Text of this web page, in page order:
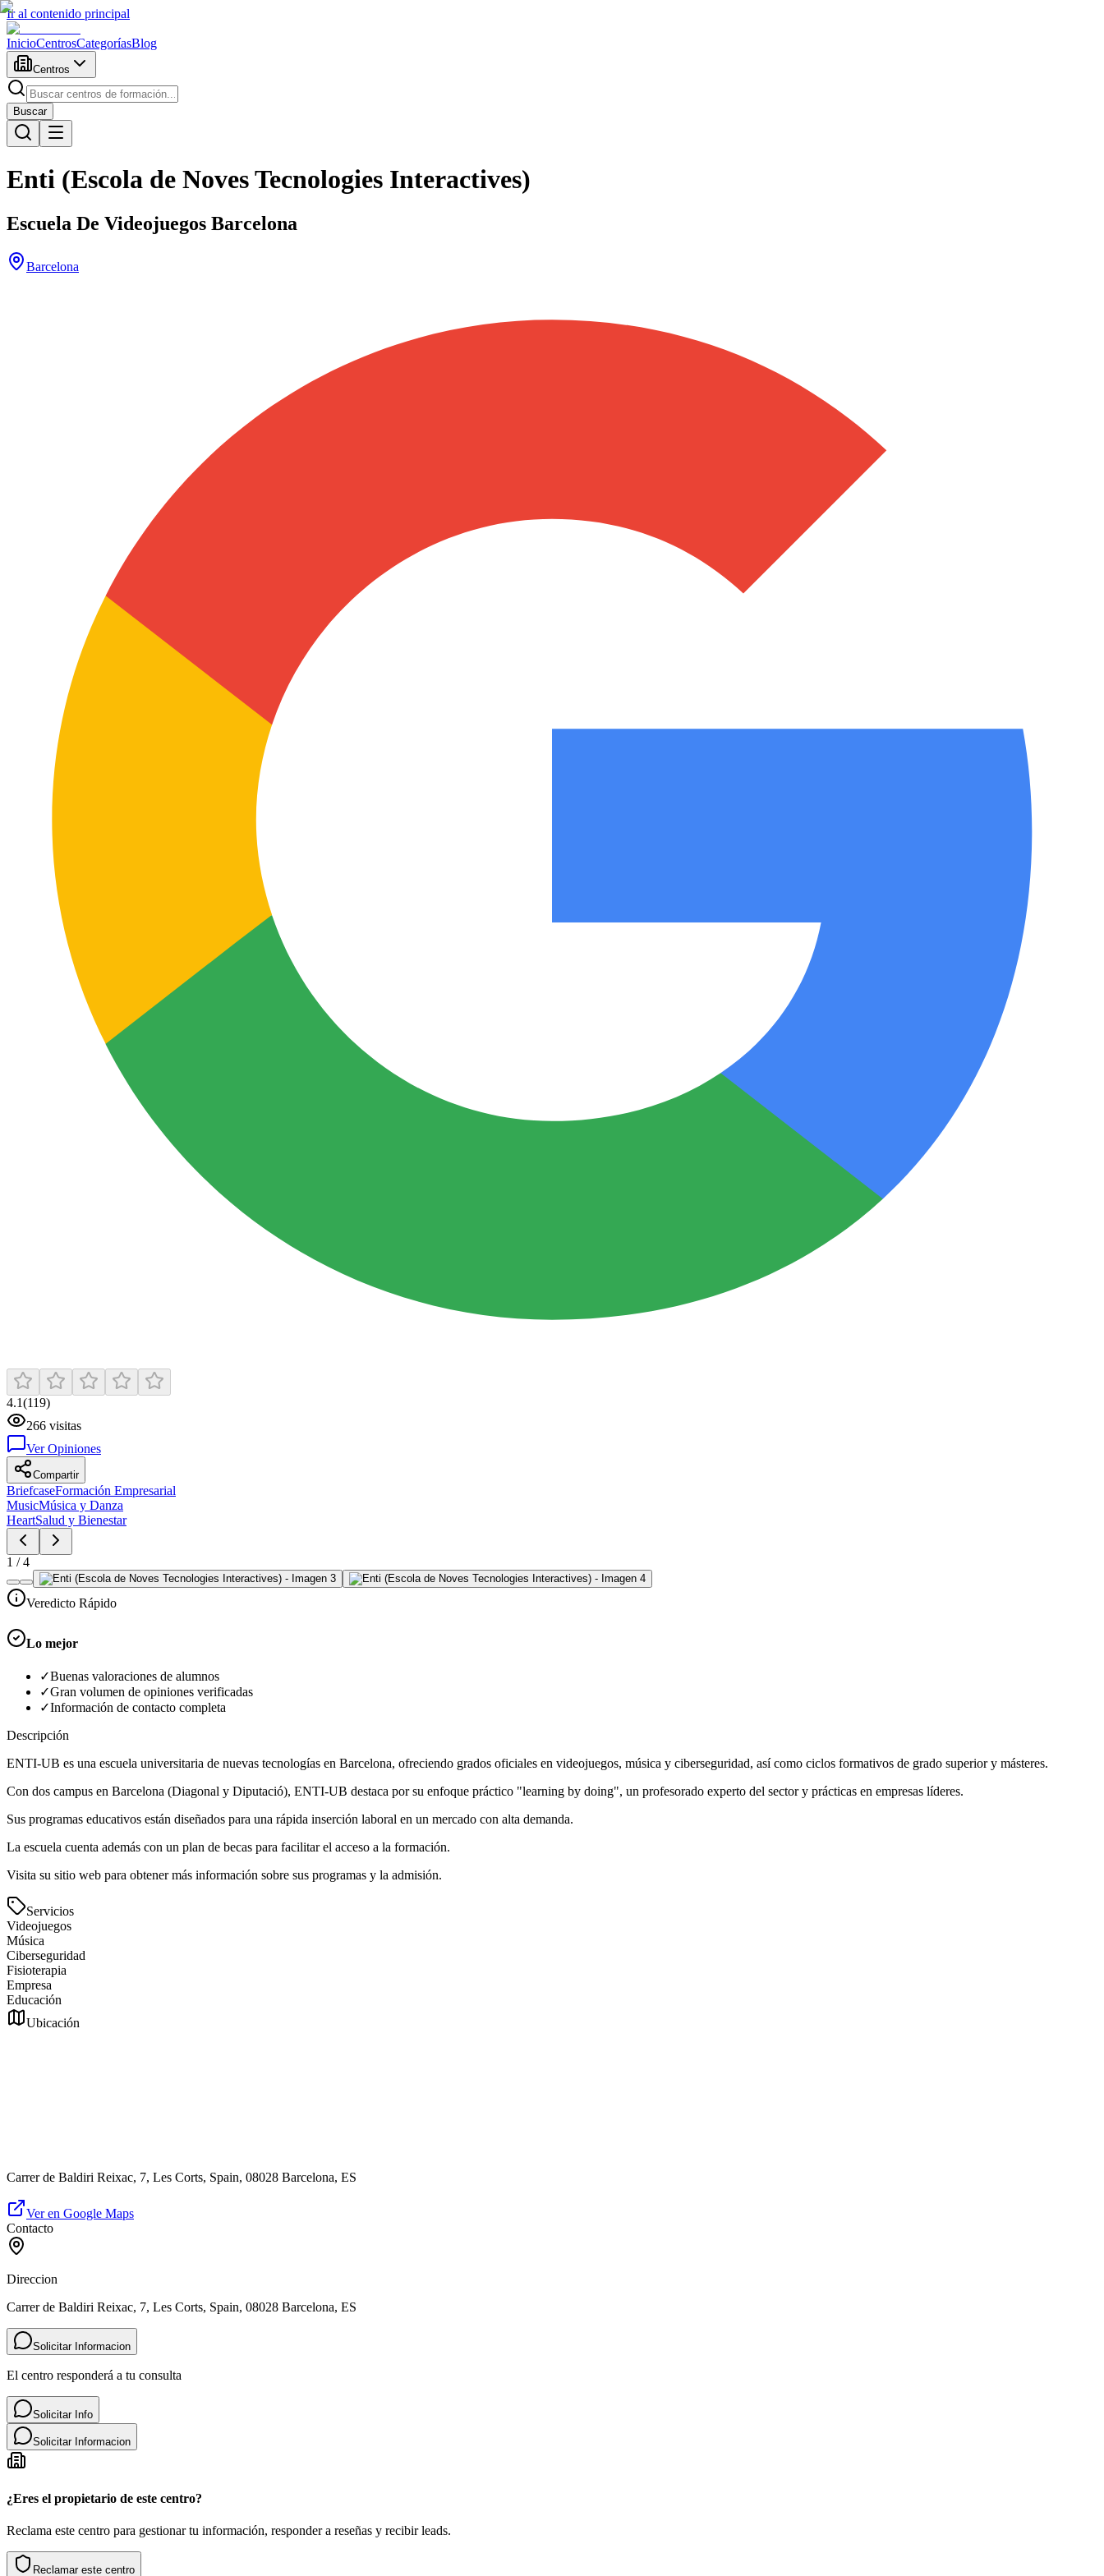
Ir al contenido principal
InicioCentrosCategoríasBlog
Centros
Buscar
Enti (Escola de Noves Tecnologies Interactives)
Escuela De Videojuegos Barcelona
Barcelona
4.1(119)
266 visitas
Ver Opiniones
Compartir
BriefcaseFormación Empresarial
MusicMúsica y Danza
HeartSalud y Bienestar
1 /4
Veredicto Rápido
Lo mejor
✓Buenas valoraciones de alumnos
✓Gran volumen de opiniones verificadas
✓Información de contacto completa
Descripción
ENTI-UB es una escuela universitaria de nuevas tecnologías en Barcelona, ofreciendo grados oficiales en videojuegos, música y ciberseguridad, así como ciclos formativos de grado superior y másteres.
Con dos campus en Barcelona (Diagonal y Diputació), ENTI-UB destaca por su enfoque práctico "learning by doing", un profesorado experto del sector y prácticas en empresas líderes.
Sus programas educativos están diseñados para una rápida inserción laboral en un mercado con alta demanda.
La escuela cuenta además con un plan de becas para facilitar el acceso a la formación.
Visita su sitio web para obtener más información sobre sus programas y la admisión.
Servicios
Videojuegos
Música
Ciberseguridad
Fisioterapia
Empresa
Educación
Ubicación
Carrer de Baldiri Reixac, 7, Les Corts, Spain, 08028 Barcelona, ES
Ver en Google Maps
Contacto
Direccion
Carrer de Baldiri Reixac, 7, Les Corts, Spain, 08028 Barcelona, ES
Solicitar Informacion
El centro responderá a tu consulta
Solicitar Info
Solicitar Informacion
¿Eres el propietario de este centro?
Reclama este centro para gestionar tu información, responder a reseñas y recibir leads.
Reclamar este centro